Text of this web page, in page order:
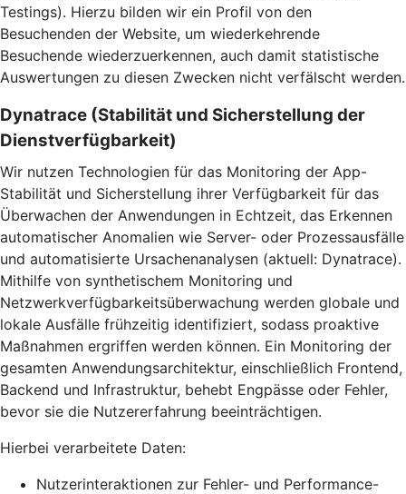
Testings). Hierzu bilden wir ein Profil von den
Besuchenden der Website, um wiederkehrende
Besuchende wiederzuerkennen, auch damit statistische
Auswertungen zu diesen Zwecken nicht verfälscht werden.
Dynatrace (Stabilität und Sicherstellung der
Dienstverfügbarkeit)
Wir nutzen Technologien für das Monitoring der App-
Stabilität und Sicherstellung ihrer Verfügbarkeit für das
Überwachen der Anwendungen in Echtzeit, das Erkennen
automatischer Anomalien wie Server- oder Prozessausfälle
und automatisierte Ursachenanalysen (aktuell: Dynatrace).
Mithilfe von synthetischem Monitoring und
Netzwerkverfügbarkeitsüberwachung werden globale und
lokale Ausfälle frühzeitig identifiziert, sodass proaktive
Maßnahmen ergriffen werden können. Ein Monitoring der
gesamten Anwendungsarchitektur, einschließlich Frontend,
Backend und Infrastruktur, behebt Engpässe oder Fehler,
bevor sie die Nutzererfahrung beeinträchtigen.
Hierbei verarbeitete Daten:
Nutzerinteraktionen zur Fehler- und Performance-